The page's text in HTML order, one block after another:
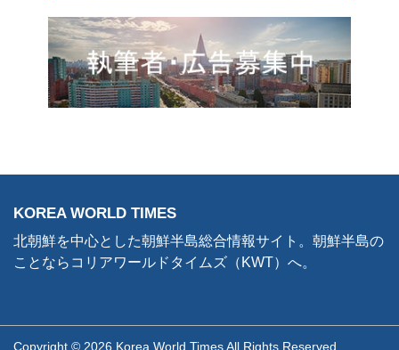
KOREA WORLD TIMES
北朝鮮を中心とした朝鮮半島総合情報サイト。朝鮮半島の
ことならコリアワールドタイムズ（KWT）へ。
Copyright © 2026 Korea World Times All Rights Reserved